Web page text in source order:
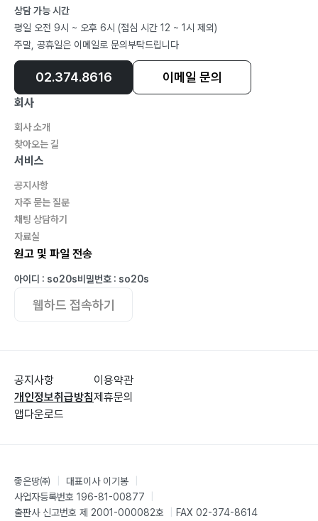
상담 가능 시간
평일 오전 9시 ~ 오후 6시 (점심 시간 12 ~ 1시 제외)
주말, 공휴일은 이메일로 문의부탁드립니다
02.374.8616 이메일 문의
회사
회사 소개
찾아오는 길
서비스
공지사항
자주 묻는 질문
채팅 상담하기
자료실
원고 및 파일 전송
아이디 : so20s비밀번호 : so20s
웹하드 접속하기
공지사항
개인정보취급방침
앱다운로드
이용약관
제휴문의
좋은땅㈜ 대표이사 이기봉
사업자등록번호 196-81-00877
출판사 신고번호 제 2001-000082호
FAX 02-374-8614